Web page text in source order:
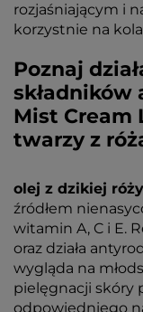
rozjaśniającym i
korzystnie na
Poznaj
Mist Cream
twarzy z
olej z dzikiej
źródłem
witamin A, C i E.
oraz działa
wygląda na
pielęgnacji skóry
odpowiedniego